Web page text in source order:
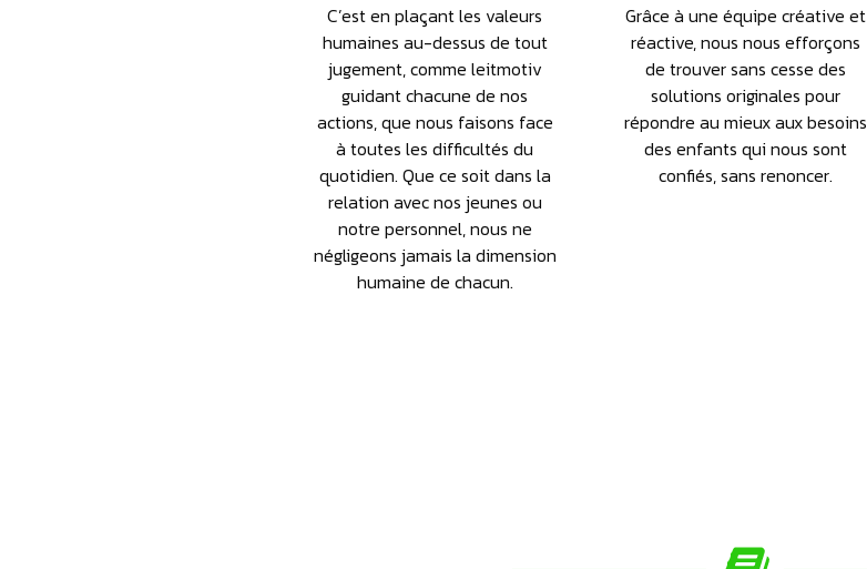
C’est en plaçant les valeurs
humaines au-dessus de tout
jugement, comme leitmotiv
guidant chacune de nos
actions, que nous faisons face
à toutes les difficultés du
quotidien. Que ce soit dans la
relation avec nos jeunes ou
notre personnel, nous ne
négligeons jamais la dimension
humaine de chacun.
Grâce à une équipe créative et
réactive, nous nous efforçons
de trouver sans cesse des
solutions originales pour
répondre au mieux aux besoins
des enfants qui nous sont
confiés, sans renoncer.